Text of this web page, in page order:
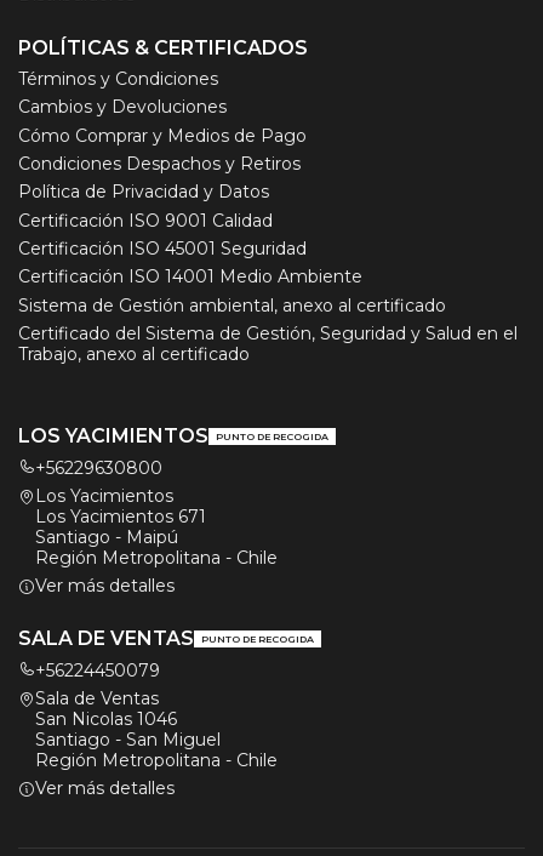
POLÍTICAS & CERTIFICADOS
Términos y Condiciones
Cambios y Devoluciones
Cómo Comprar y Medios de Pago
Condiciones Despachos y Retiros
Política de Privacidad y Datos
Certificación ISO 9001 Calidad
Certificación ISO 45001 Seguridad
Certificación ISO 14001 Medio Ambiente
Sistema de Gestión ambiental, anexo al certificado
Certificado del Sistema de Gestión, Seguridad y Salud en el
Trabajo, anexo al certificado
LOS YACIMIENTOS PUNTO DE RECOGIDA
+56229630800
Los Yacimientos
Los Yacimientos 671
Santiago - Maipú
Región Metropolitana - Chile
Ver más detalles
SALA DE VENTAS PUNTO DE RECOGIDA
+56224450079
Sala de Ventas
San Nicolas 1046
Santiago - San Miguel
Región Metropolitana - Chile
Ver más detalles